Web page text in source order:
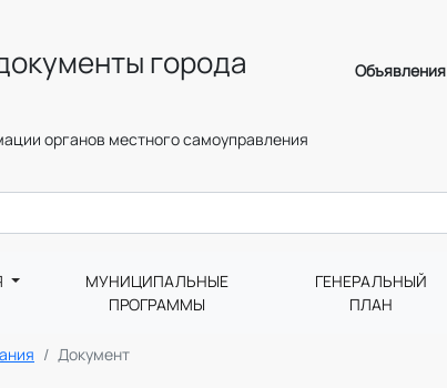
города
органов местного самоуправления
Объявления
МУНИЦИПАЛЬНЫЕ
ПРОГРАММЫ
ГЕНЕРАЛЬНЫЙ
ПЛАН
Документ